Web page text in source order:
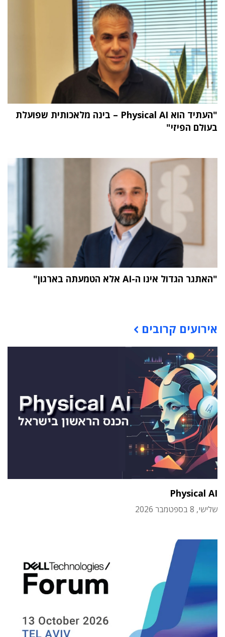
"העתיד הוא Physical AI – בינה מלאכותית שפועלת
בעולם הפיזי"
"האתגר הגדול אינו ה-AI אלא הטמעתה בארגון"
אירועים קרובים
Physical AI
שלישי, 8 בספטמבר 2026